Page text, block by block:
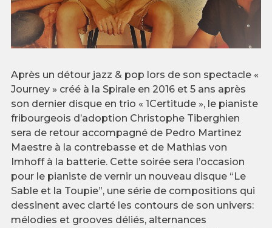
Après un détour jazz & pop lors de son spectacle «
Journey » créé à la Spirale en 2016 et 5 ans après
son dernier disque en trio « 1Certitude », le pianiste
fribourgeois d’adoption Christophe Tiberghien
sera de retour accompagné de Pedro Martinez
Maestre à la contrebasse et de Mathias von
Imhoff à la batterie. Cette soirée sera l’occasion
pour le pianiste de vernir un nouveau disque “Le
Sable et la Toupie”, une série de compositions qui
dessinent avec clarté les contours de son univers:
mélodies et grooves déliés, alternances